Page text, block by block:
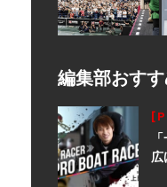
編集部おす
広